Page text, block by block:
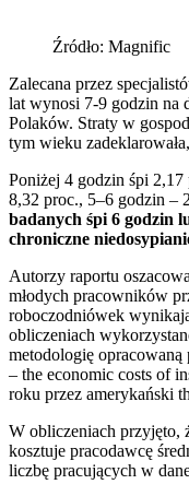
Źródło: Magnific
Zalecana przez
lat wynosi 7-9 godzin na
Polaków. Straty w
tym wieku
Poniżej 4 godzin śpi
8,32 proc., 5–6 godzin –
badanych śpi 6 godzin
chroniczne
Autorzy raportu
młodych pracowników
roboczodniówek
obliczeniach
metodologię opracowaną
– the economic costs of
roku przez amerykański
W obliczeniach przyjęto,
kosztuje pracodawcę
liczbę pracujących w